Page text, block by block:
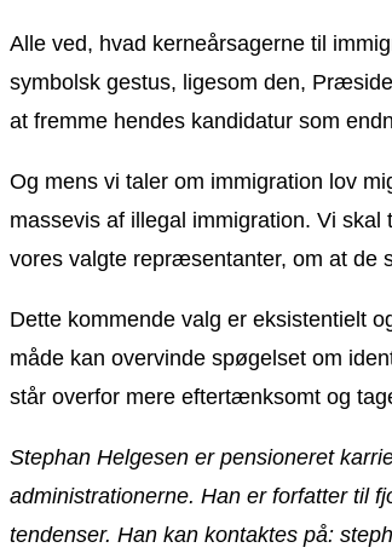
Alle ved, hvad kerneårsagerne til
symbolsk gestus, ligesom den,
at fremme hendes kandidatur som
Og mens vi taler om immigration lov
massevis af illegal immigration. Vi
vores valgte repræsentanter, om at de
Dette kommende valg er eksistentielt
måde kan overvinde spøgelset om
står overfor mere eftertænksomt og
Stephan Helgesen er pensioneret
administrationerne. Han er forfatter til
tendenser. Han kan kontaktes på: